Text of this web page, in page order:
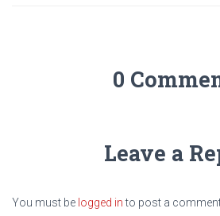
0
Leave a
You must be logged into post a